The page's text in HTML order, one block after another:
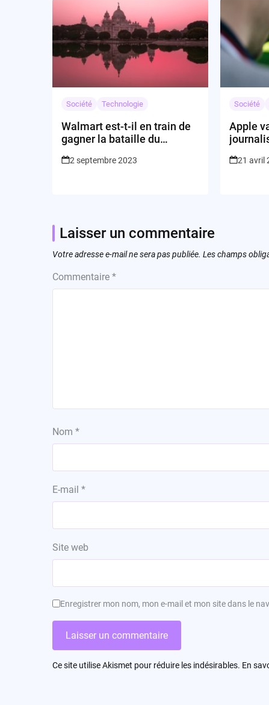
Société Technologie
Walmart est-t-il en train de
gagner la bataille du
? 2 septembre 2023
Société
Apple
? 21 avril
Laisser un commentaire
Votre adresse e-mail ne sera pas publiée. Les champs
Commentaire *
Nom *
E-mail *
Site web
Enregistrer mon nom, mon e-mail et mon site dans le
Ce site utilise Akismet pour réduire les indésirables. En